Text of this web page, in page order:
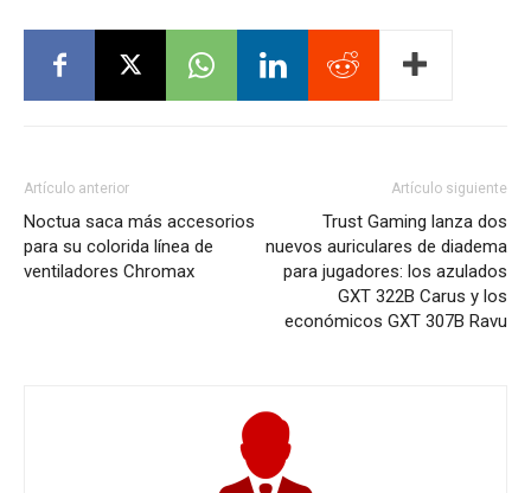
Artículo anterior
Noctua saca más accesorios
para su colorida línea de
ventiladores Chromax
Artículo siguiente
Trust Gaming lanza dos
nuevos auriculares de diadema
para jugadores: los azulados
GXT 322B Carus y los
económicos GXT 307B Ravu